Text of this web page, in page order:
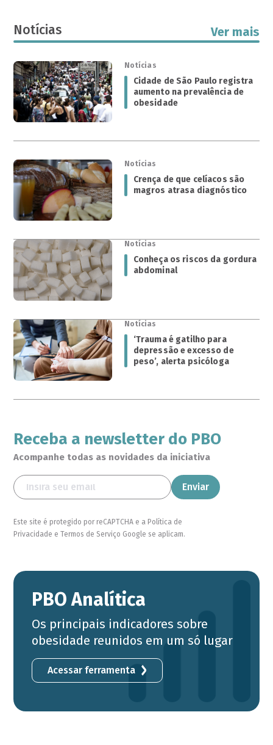
Notícias Ver mais
Notícias
Cidade de São Paulo registra
aumento na prevalência de
obesidade
Notícias
Crença de que celíacos são
magros atrasa diagnóstico
Notícias
Conheça os riscos da gordura
abdominal
Notícias
‘Trauma é gatilho para
depressão e excesso de
peso’, alerta psicóloga
Receba a newsletter do PBO
Acompanhe todas as novidades da iniciativa
Este site é protegido por reCAPTCHA e a Política de
Privacidade e Termos de Serviço Google se aplicam.
PBO Analítica
Os principais indicadores sobre
obesidade reunidos em um só lugar
Acessar ferramenta